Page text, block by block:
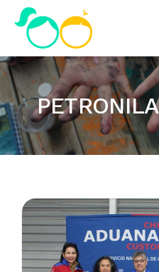
Nosotros
Impacto
Noticias
¿Quieres ayudar?